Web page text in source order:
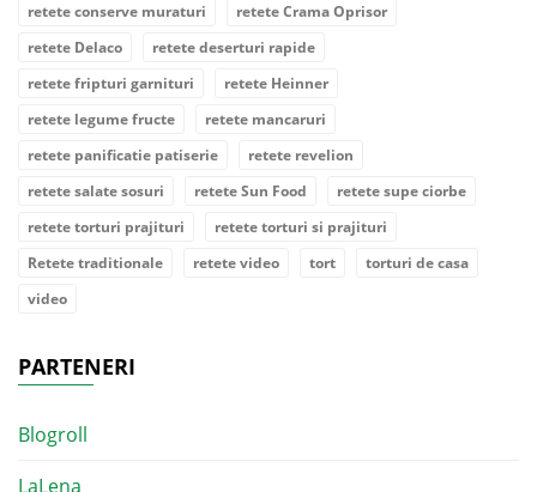
retete conserve muraturi
retete Crama Oprisor
retete Delaco
retete deserturi rapide
retete fripturi garnituri
retete Heinner
retete legume fructe
retete mancaruri
retete panificatie patiserie
retete revelion
retete salate sosuri
retete Sun Food
retete supe ciorbe
retete torturi prajituri
retete torturi si prajituri
Retete traditionale
retete video tort
torturi de casa
video
PARTENERI
Blogroll
LaLena